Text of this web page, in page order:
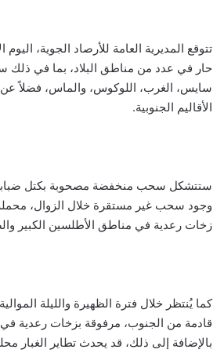
تتوقع المديرية العامة للأرصاد الجوية،
حار في عدد من مناطق البلاد، بما في
سايس، الغرب، اللوكوس، والماس، فضلاً
الأقاليم الجنوبية.
ستتشكل سحب منخفضة مصحوبة بكتل
وجود سحب غير مستقرة خلال الزوال،
زخات رعدية في مناطق الأطلسين الكبير
كما يُنتظر خلال فترة الظهيرة والليلة
قادمة من الجنوب، مرفوقة بزخات رعدية في
بالإضافة إلى ذلك، قد يحدث تطاير الغبار